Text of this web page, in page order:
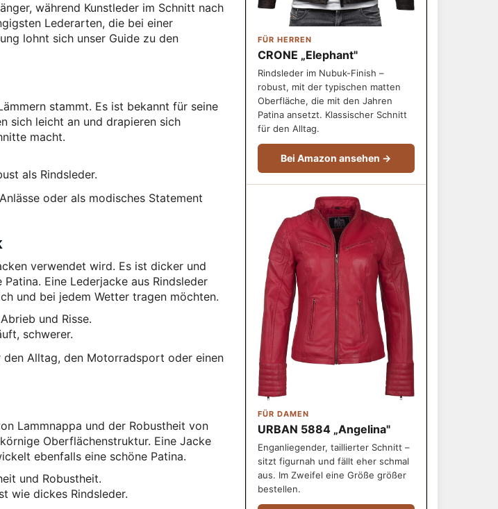
während Kunstleder im Schnitt nach
Lederarten, die bei einer
lohnt sich unser Guide zu den
stammt. Es ist bekannt für seine
sich leicht an und drapieren sich
macht.
als Rindsleder.
oder als modisches Statement
verwendet wird. Es ist dicker und
Eine Lederjacke aus Rindsleder
und bei jedem Wetter tragen möchten.
und Risse.
schwerer.
den Alltag, den Motorradsport oder einen
Lammnappa und der Robustheit von
Oberflächenstruktur. Eine Jacke
ebenfalls eine schöne Patina.
und Robustheit.
wie dickes Rindsleder.
FÜR HERREN
CRONE „Elephant"
Rindsleder im Nubuk-Finish –
robust, mit der typischen matten
Oberfläche, die mit den Jahren
Patina ansetzt. Klassischer Schnitt
für den Alltag.
Bei Amazon ansehen →
FÜR DAMEN
URBAN 5884 „Angelina"
Enganliegender, taillierter Schnitt –
sitzt figurnah und fällt eher schmal
aus. Im Zweifel eine Größe größer
bestellen.